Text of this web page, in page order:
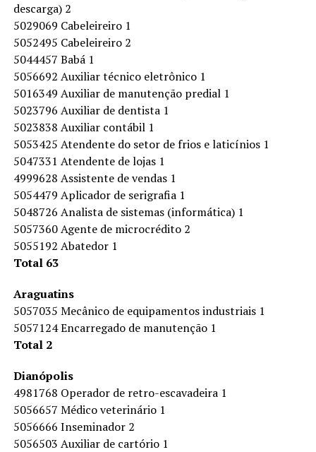
descarga) 2
5029069 Cabeleireiro 1
5052495 Cabeleireiro 2
5044457 Babá 1
5056692 Auxiliar técnico eletrônico 1
5016349 Auxiliar de manutenção predial 1
5023796 Auxiliar de dentista 1
5023838 Auxiliar contábil 1
5053425 Atendente do setor de frios e laticínios 1
5047331 Atendente de lojas 1
4999628 Assistente de vendas 1
5054479 Aplicador de serigrafia 1
5048726 Analista de sistemas (informática) 1
5057360 Agente de microcrédito 2
5055192 Abatedor 1
Total 63
Araguatins
5057035 Mecânico de equipamentos industriais 1
5057124 Encarregado de manutenção 1
Total 2
Dianópolis
4981768 Operador de retro-escavadeira 1
5056657 Médico veterinário 1
5056666 Inseminador 2
5056503 Auxiliar de cartório 1